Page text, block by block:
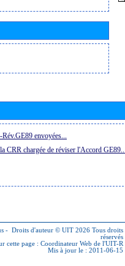
envoyées...
CRR chargée de réviser l'Accord
- Droits d'auteur © UIT 2026 Tous droits
réservés
cette page : Coordinateur Web de l'UIT-R
Mis à jour le : 2011-06-15